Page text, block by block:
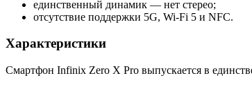
единственный динамик — нет стерео;
отсутствие поддержки 5G, Wi-Fi 5 и NFC.
Характеристики
Смартфон Infinix Zero X Pro выпускается в